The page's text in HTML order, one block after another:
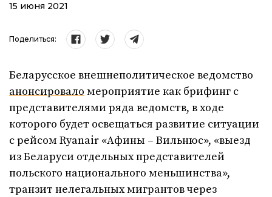
15 июня 2021
Поделиться:
Беларусское внешнеполитическое ведомство
анонсировало мероприятие как брифинг с
представителями ряда ведомств, в ходе
которого будет освещаться развитие ситуации
с рейсом Ryanair «Афины – Вильнюс», «выезд
из Беларуси отдельных представителей
польского национального меньшинства»,
транзит нелегальных мигрантов через